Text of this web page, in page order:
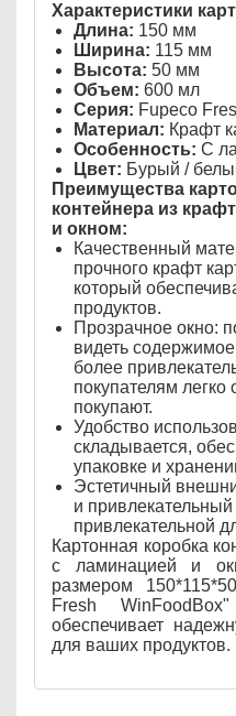
Характеристики
Длина: 150 мм
Ширина: 115 мм
Высота: 50 мм
Объем: 600 мл
Серия: Fupeco
Материал: Крафт
Особенность: С
Цвет: Бурый /
Преимущества
контейнера из
и окном:
Качественный
прочного крафт
который
продуктов.
Прозрачное окно:
видеть
более
покупателям легко
покупают.
Удобство
складывается,
упаковке и
Эстетичный
и
привлекательной
Картонная коробка
с ламинацией и
размером
Fresh
обеспечивает
для ваших продуктов.